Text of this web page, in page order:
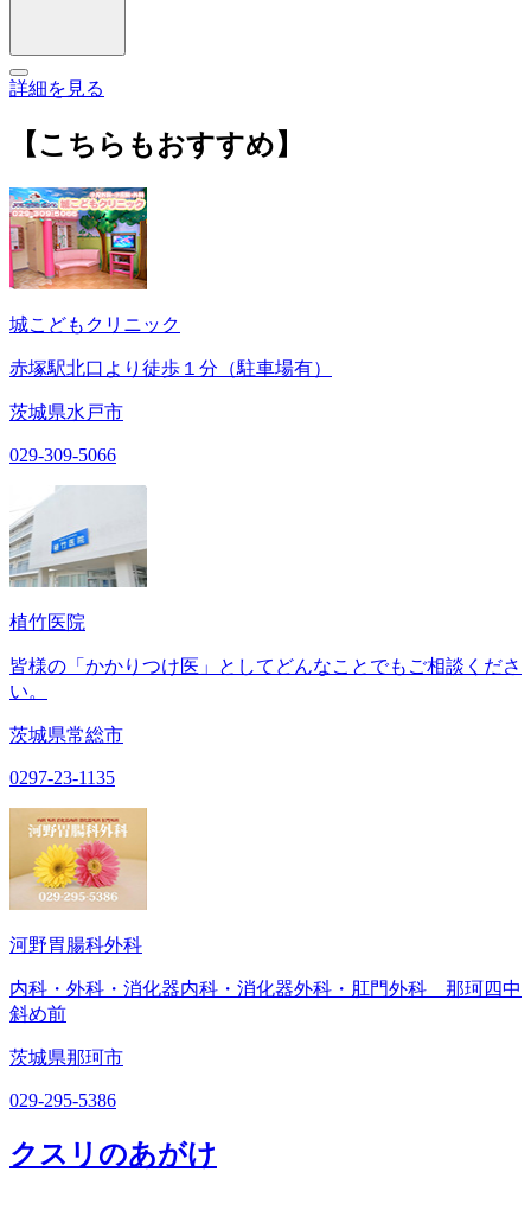
詳細を見る
【こちらもおすすめ】
城こどもクリニック
赤塚駅北口より徒歩１分（駐車場有）
茨城県水戸市
029-309-5066
植竹医院
皆様の「かかりつけ医」としてどんなことでもご相談くださ
い。
茨城県常総市
0297-23-1135
河野胃腸科外科
内科・外科・消化器内科・消化器外科・肛門外科 那珂四中
斜め前
茨城県那珂市
029-295-5386
クスリのあがけ